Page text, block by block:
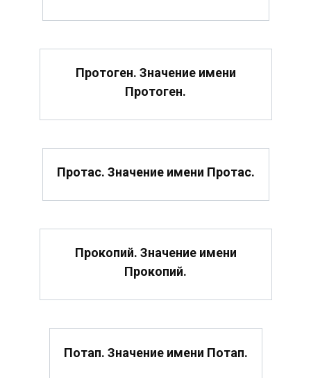
Протоген. Значение имени
Протоген.
Протас. Значение имени Протас.
Прокопий. Значение имени
Прокопий.
Потап. Значение имени Потап.